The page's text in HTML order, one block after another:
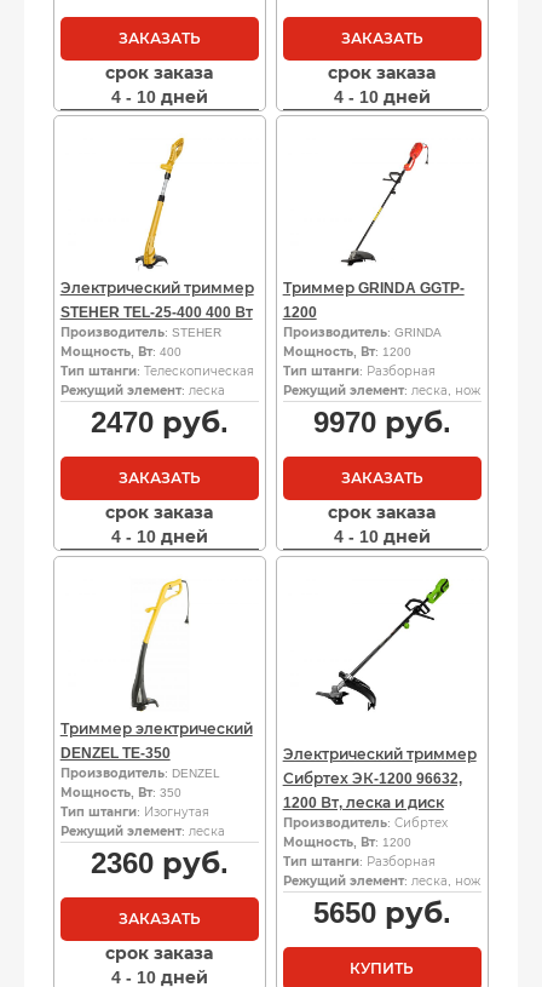
ЗАКАЗАТЬ
срок заказа
4 - 10 дней
ЗАКАЗАТЬ
срок заказа
4 - 10 дней
Электрический триммер
STEHER TEL-25-400 400 Вт
Производитель: STEHER
Мощность, Вт: 400
Тип штанги: Телескопическая
Режущий элемент: леска
2470руб.
ЗАКАЗАТЬ
срок заказа
4 - 10 дней
Триммер GRINDA GGTP-
1200
Производитель: GRINDA
Мощность, Вт: 1200
Тип штанги: Разборная
Режущий элемент: леска, нож
9970руб.
ЗАКАЗАТЬ
срок заказа
4 - 10 дней
Триммер электрический
DENZEL TE-350
Производитель: DENZEL
Мощность, Вт: 350
Тип штанги: Изогнутая
Режущий элемент: леска
2360руб.
ЗАКАЗАТЬ
срок заказа
4 - 10 дней
Электрический триммер
Сибртех ЭК-1200 96632,
1200 Вт, леска и диск
Производитель: Сибртех
Мощность, Вт: 1200
Тип штанги: Разборная
Режущий элемент: леска, нож
5650руб.
КУПИТЬ